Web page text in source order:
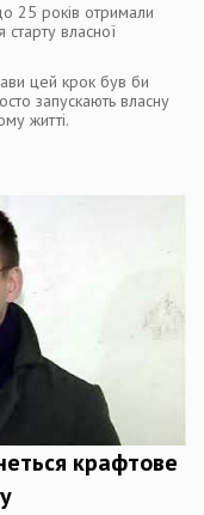
25 років отримали
власної
цей крок був би
запускають власну
житті.
крафтове